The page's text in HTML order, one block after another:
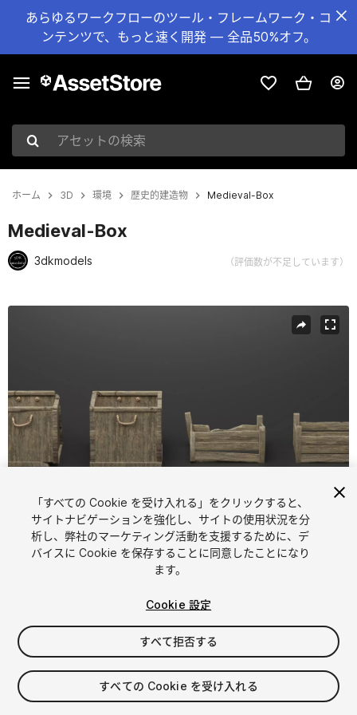
あらゆるワークフローのツール・フレームワーク・コ
ンテンツで、もっと速く開発 — 全品50%オフ。
アセットの検索
ホーム 3D 環境 歴史的建造物 Medieval-Box
Medieval-Box
3dkmodels （評価数が不足しています）
1 /8
$4.99
消費税は決済時に計算されます
「すべての Cookie を受け入れる」をクリックすると、
サイトナビゲーションを強化し、サイトの使用状況を分
析し、弊社のマーケティング活動を支援するために、デ
バイスに Cookie を保存することに同意したことになり
ます。
Cookie 設定
すべて拒否する
すべての Cookie を受け入れる